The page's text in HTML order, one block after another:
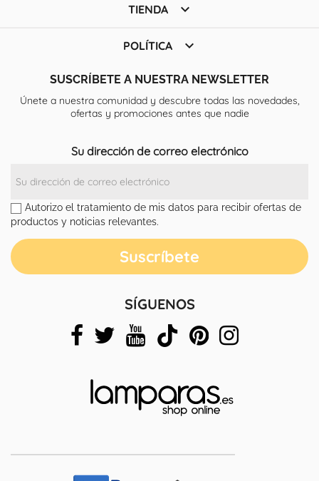
TIENDA 
POLÍTICA 
SUSCRÍBETE A NUESTRA NEWSLETTER
Únete a nuestra comunidad y descubre todas las novedades,
ofertas y promociones antes que nadie
Su dirección de correo electrónico
Autorizo el tratamiento de mis datos para recibir ofertas de
productos y noticias relevantes.
SÍGUENOS